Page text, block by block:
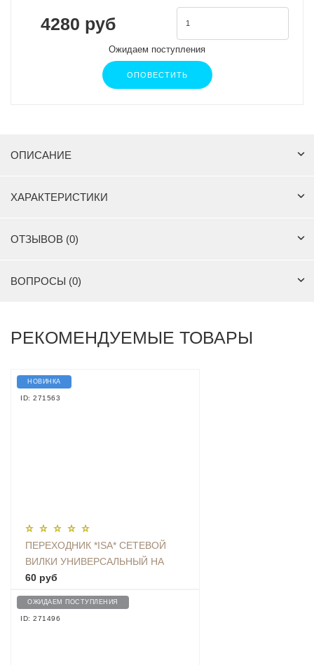
4280 руб
Ожидаем поступления
ОПОВЕСТИТЬ
ОПИСАНИЕ
ХАРАКТЕРИСТИКИ
ОТЗЫВОВ (0)
ВОПРОСЫ (0)
РЕКОМЕНДУЕМЫЕ ТОВАРЫ
НОВИНКА
ID: 271563
ПЕРЕХОДНИК *ISA* СЕТЕВОЙ
ВИЛКИ УНИВЕРСАЛЬНЫЙ НА
ЕВРО С ЗАЗЕМЛЕНИЕМ KT-168
60 руб
ОЖИДАЕМ ПОСТУПЛЕНИЯ
ID: 271496